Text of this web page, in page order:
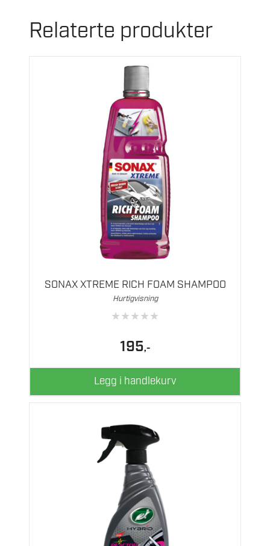
Relaterte produkter
SONAX XTREME RICH FOAM SHAMPOO
Hurtigvisning
★★★★★
195,-
Legg i handlekurv